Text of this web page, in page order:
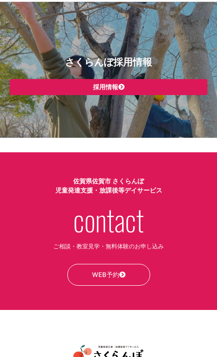
さくらんぼ採用情報
採用情報
佐賀県佐賀市 さくらんぼ
児童発達支援・放課後等デイサービス
contact
ご相談・教室見学・無料体験のお申し込み
WEB予約